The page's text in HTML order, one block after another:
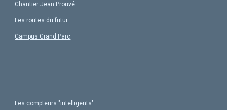
Chantier Jean Prouvé
Les routes du futur
Campus Grand Parc
Les compteurs "intelligents"